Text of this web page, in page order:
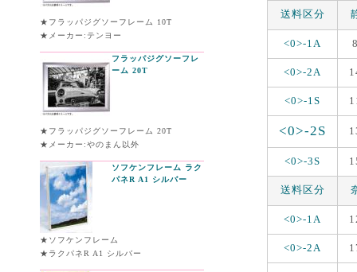
★フラッパジグソーフレーム 10T
★メーカー:テンヨー
フラッパジグソーフレ
ーム 20T
★フラッパジグソーフレーム 20T
★メーカー:やのまん以外
ソフケンフレーム ラク
パネR A1 シルバー
★ソフケンフレーム
★ラクパネR A1 シルバー
送料区分
<0>-1A
<0>-2A
<0>-1S
<0>-2S
<0>-3S
送料区分
<0>-1A
<0>-2A